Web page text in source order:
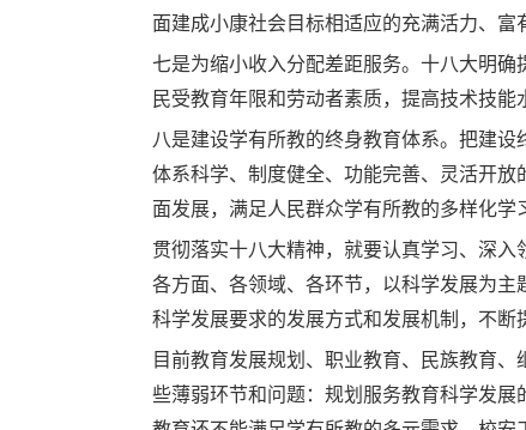
面建成小康社会目标相适应的充满活力、富
七是为缩小收入分配差距服务。十八大明
民受教育年限和劳动者素质，提高技术技
八是建设学有所教的终身教育体系。把建
体系科学、制度健全、功能完善、灵活开
面发展，满足人民群众学有所教的多样化学
贯彻落实十八大精神，就要认真学习、深
各方面、各领域、各环节，以科学发展为
科学发展要求的发展方式和发展机制，不断
目前教育发展规划、职业教育、民族教育
些薄弱环节和问题：规划服务教育科学发